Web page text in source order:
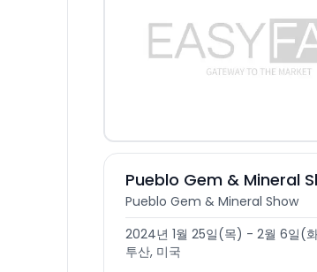
Pueblo Gem & Mineral
Pueblo Gem & Mineral Show
2024년 1월 25일(목) - 2월 6일(
투산, 미국